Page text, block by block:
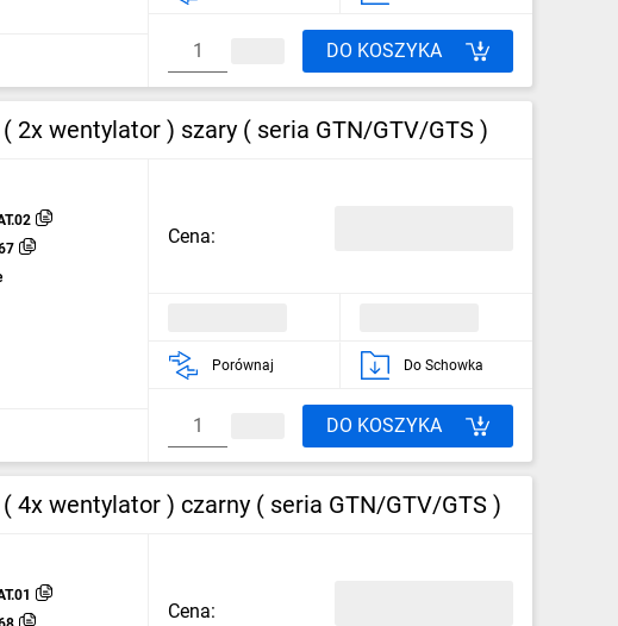
DO KOSZYKA
wentylator ) szary ( seria GTN/GTV/GTS )
Cena:
Porównaj Do Schowka
DO KOSZYKA
wentylator ) czarny ( seria GTN/GTV/GTS )
Cena: